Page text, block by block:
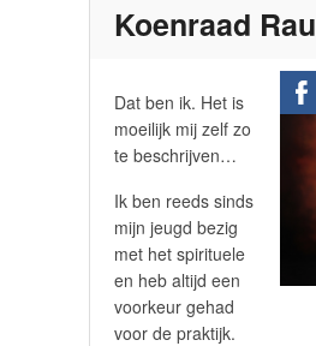
Koenraad Rau
Dat ben ik. Het is
moeilijk mij zelf zo
te beschrijven…
Ik ben reeds sinds
mijn jeugd bezig
met het spirituele
en heb altijd een
voorkeur gehad
voor de praktijk.